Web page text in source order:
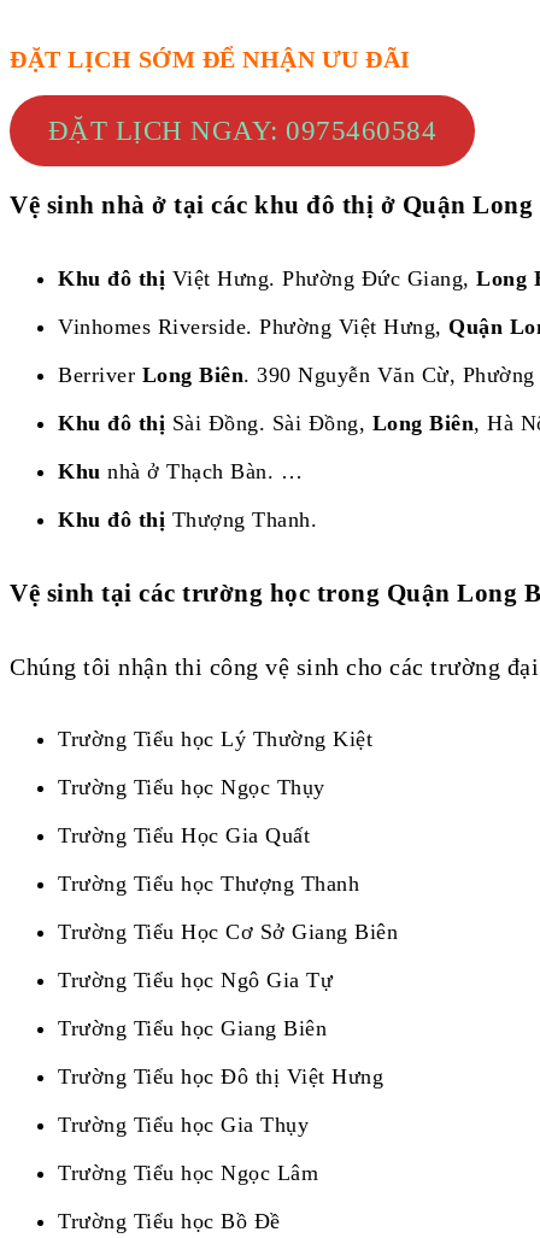
ĐẶT LỊCH SỚM ĐỂ NHẬN ƯU ĐÃI
ĐẶT LỊCH NGAY: 0975460584
Vệ sinh nhà ở tại các khu đô thị ở Quận Long
Khu đô thị Việt Hưng. Phường Đức Giang, Long
Vinhomes Riverside. Phường Việt Hưng, Quận
Berriver Long Biên. 390 Nguyễn Văn Cừ,
Khu đô thị Sài Đồng. Sài Đồng, Long Biên, Hà
Khu nhà ở Thạch Bàn. …
Khu đô thị Thượng Thanh.
Vệ sinh tại các trường học trong Quận Long
Chúng tôi nhận thi công vệ sinh cho các trường
Trường Tiểu học Lý Thường Kiệt
Trường Tiểu học Ngọc Thụy
Trường Tiểu Học Gia Quất
Trường Tiểu học Thượng Thanh
Trường Tiểu Học Cơ Sở Giang Biên
Trường Tiểu học Ngô Gia Tự
Trường Tiểu học Giang Biên
Trường Tiểu học Đô thị Việt Hưng
Trường Tiểu học Gia Thụy
Trường Tiểu học Ngọc Lâm
Trường Tiểu học Bồ Đề